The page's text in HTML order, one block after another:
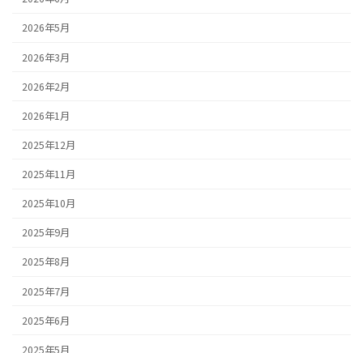
2026年5月
2026年3月
2026年2月
2026年1月
2025年12月
2025年11月
2025年10月
2025年9月
2025年8月
2025年7月
2025年6月
2025年5月